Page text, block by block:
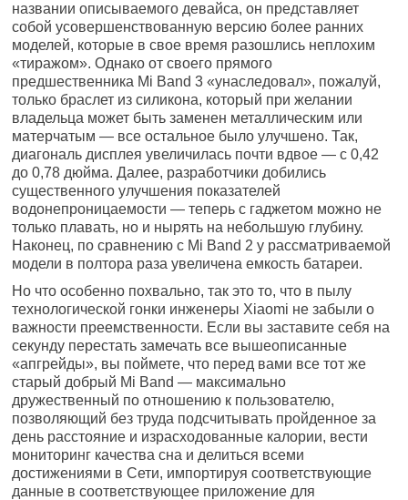
названии описываемого девайса, он представляет
собой усовершенствованную версию более ранних
моделей, которые в свое время разошлись неплохим
«тиражом». Однако от своего прямого
предшественника Mi Band 3 «унаследовал», пожалуй,
только браслет из силикона, который при желании
владельца может быть заменен металлическим или
матерчатым — все остальное было улучшено. Так,
диагональ дисплея увеличилась почти вдвое — с 0,42
до 0,78 дюйма. Далее, разработчики добились
существенного улучшения показателей
водонепроницаемости — теперь с гаджетом можно не
только плавать, но и нырять на небольшую глубину.
Наконец, по сравнению с Mi Band 2 у рассматриваемой
модели в полтора раза увеличена емкость батареи.
Но что особенно похвально, так это то, что в пылу
технологической гонки инженеры Xiaomi не забыли о
важности преемственности. Если вы заставите себя на
секунду перестать замечать все вышеописанные
«апгрейды», вы поймете, что перед вами все тот же
старый добрый Mi Band — максимально
дружественный по отношению к пользователю,
позволяющий без труда подсчитывать пройденное за
день расстояние и израсходованные калории, вести
мониторинг качества сна и делиться всеми
достижениями в Сети, импортируя соответствующие
данные в соответствующее приложение для